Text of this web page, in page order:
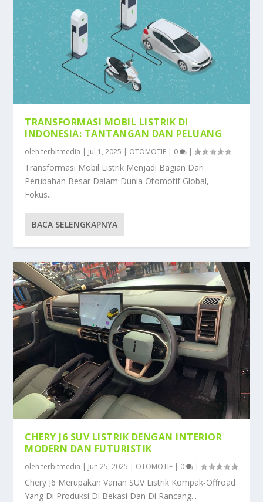
TRANSFORMASI MOBIL LISTRIK DI
INDONESIA: TANTANGAN DAN PELUANG
olehterbitmedia | Jul 1, 2025 | OTOMOTIF | 0 |
Transformasi Mobil Listrik Menjadi Bagian Dari
Perubahan Besar Dalam Dunia Otomotif Global,
Fokus...
BACA SELENGKAPNYA
CHERY J6 SUV LISTRIK DENGAN INTERIOR
MODERN DAN FUTURISTIK
olehterbitmedia | Jun 25, 2025 | OTOMOTIF | 0 |
Chery J6 Merupakan Varian SUV Listrik Kompak‑Offroad
Yang Di Produksi Di Bekasi Dan Di Rancang...